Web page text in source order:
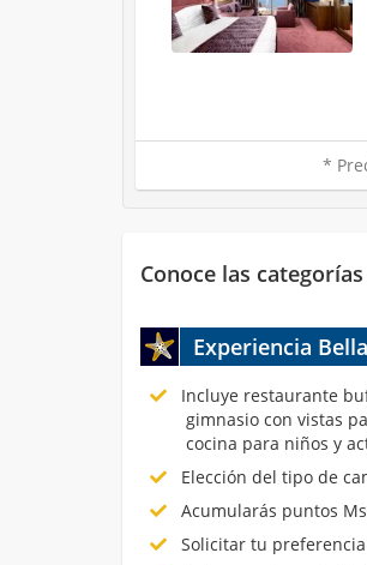
*
Conoce las
Experiencia Bella
Incluye restaurante
gimnasio con vistas
cocina para niños y
Elección del tipo de
Acumularás puntos
Solicitar tu